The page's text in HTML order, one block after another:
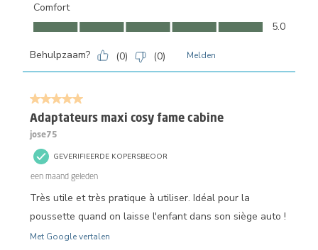
Comfort
Comfort, 5.0 van 5
5.0
Behulpzaam? (0) (0) Melden
5 van 5 sterren.
Adaptateurs maxi cosy fame cabine
jose75
GEVERIFIEERDE KOPERSBEOOR
een maand geleden
Très utile et très pratique à utiliser. Idéal pour la
poussette quand on laisse l'enfant dans son siège auto !
Met Google vertalen